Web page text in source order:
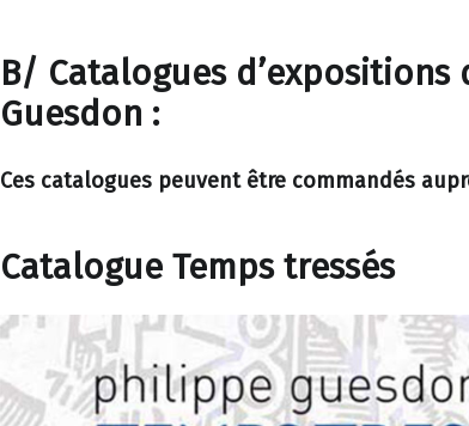
B/ Catalogues d’expositions
Guesdon :
Ces catalogues peuvent être commandés
Catalogue Temps tressés